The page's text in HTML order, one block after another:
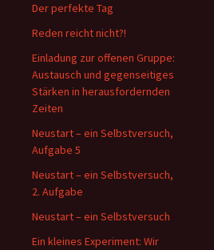
Der perfekte Tag
Reden reicht nicht?!
Einladung zur offenen Gruppe:
Austausch und gegenseitiges
Stärken in herausfordernden
Zeiten
Neustart – ein Selbstversuch,
Aufgabe 5
Neustart – ein Selbstversuch,
2. Aufgabe
Neustart – ein Selbstversuch
Ein kleines Experiment: Wir